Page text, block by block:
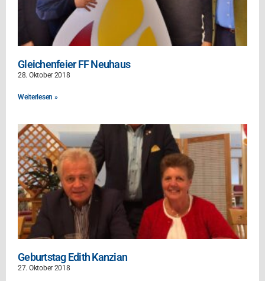
Gleichenfeier FF Neuhaus
28. Oktober 2018
Weiterlesen »
Geburtstag Edith Kanzian
27. Oktober 2018